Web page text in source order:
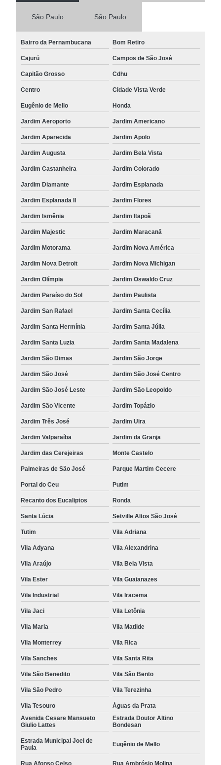
São Paulo São Paulo
Bairro da Pernambucana Bom Retiro
Cajurú Campos de São José
Capitão Grosso Cdhu
Centro Cidade Vista Verde
Eugênio de Mello Honda
Jardim Aeroporto Jardim Americano
Jardim Aparecida Jardim Apolo
Jardim Augusta Jardim Bela Vista
Jardim Castanheira Jardim Colorado
Jardim Diamante Jardim Esplanada
Jardim Esplanada II Jardim Flores
Jardim Ismênia Jardim Itapoã
Jardim Majestic Jardim Maracanã
Jardim Motorama Jardim Nova América
Jardim Nova Detroit Jardim Nova Michigan
Jardim Olímpia Jardim Oswaldo Cruz
Jardim Paraíso do Sol Jardim Paulista
Jardim San Rafael Jardim Santa Cecília
Jardim Santa Hermínia Jardim Santa Júlia
Jardim Santa Luzia Jardim Santa Madalena
Jardim São Dimas Jardim São Jorge
Jardim São José Jardim São José Centro
Jardim São José Leste Jardim São Leopoldo
Jardim São Vicente Jardim Topázio
Jardim Três José Jardim Uira
Jardim Valparaíba Jardim da Granja
Jardim das Cerejeiras Monte Castelo
Palmeiras de São José Parque Martim Cecere
Portal do Ceu Putim
Recanto dos Eucaliptos Ronda
Santa Lúcia Setville Altos São José
Tutim Vila Adriana
Vila Adyana Vila Alexandrina
Vila Araújo Vila Bela Vista
Vila Ester Vila Guaianazes
Vila Industrial Vila Iracema
Vila Jaci Vila Letônia
Vila Maria Vila Matilde
Vila Monterrey Vila Rica
Vila Sanches Vila Santa Rita
Vila São Benedito Vila São Bento
Vila São Pedro Vila Terezinha
Vila Tesouro
Águas da Prata
Avenida Cesare Mansueto
Giulio Lattes
Estrada Doutor Altino
Bondesan
Estrada Municipal Joel de
Paula
Eugênio de Mello
Rua Afonso Celso Rua Ambrósio Molina